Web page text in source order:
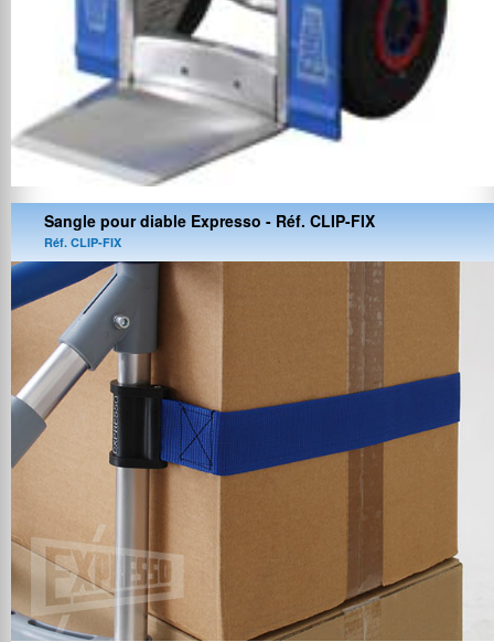
Sangle pour diable Expresso - Réf. CLIP-FIX
Réf. CLIP-FIX